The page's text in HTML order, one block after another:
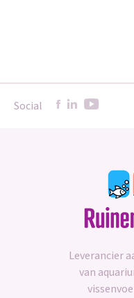
Social
Leverancier
van